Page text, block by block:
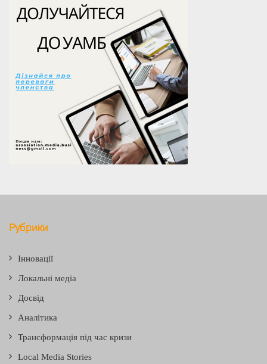
Рубрики
Інновації
Локальні медіа
Досвід
Аналітика
Трансформація під час кризи
Local Media Stories